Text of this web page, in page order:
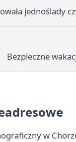
jednoślady
Bezpieczne
w